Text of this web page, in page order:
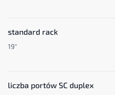
standard rack
19"
liczba portów SC duplex